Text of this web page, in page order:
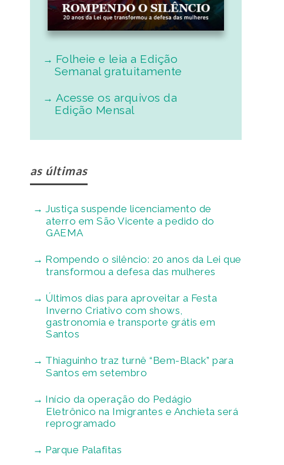
Folheie e leia a Edição
Semanal gratuitamente
Acesse os arquivos da
Edição Mensal
as últimas
Justiça suspende licenciamento de
aterro em São Vicente a pedido do
GAEMA
Rompendo o silêncio: 20 anos da Lei que
transformou a defesa das mulheres
Últimos dias para aproveitar a Festa
Inverno Criativo com shows,
gastronomia e transporte grátis em
Santos
Thiaguinho traz turnê “Bem-Black” para
Santos em setembro
Início da operação do Pedágio
Eletrônico na Imigrantes e Anchieta será
reprogramado
Parque Palafitas